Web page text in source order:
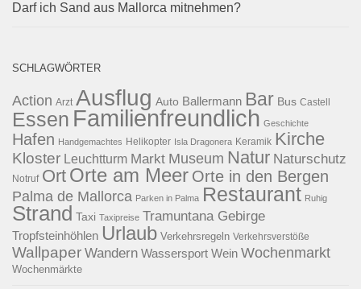
Darf ich Sand aus Mallorca mitnehmen?
SCHLAGWÖRTER
Action Arzt Ausflug Auto Ballermann Bar Bus Castell
Essen Familienfreundlich Geschichte
Hafen Handgemachtes Helikopter Isla Dragonera Keramik Kirche
Kloster Leuchtturm Markt Museum Natur Naturschutz
Notruf Ort Orte am Meer Orte in den Bergen
Palma de Mallorca Parken in Palma Restaurant Ruhig
Strand Taxi Taxipreise Tramuntana Gebirge
Tropfsteinhöhlen Urlaub Verkehrsregeln Verkehrsverstöße
Wallpaper Wandern Wassersport Wein Wochenmarkt
Wochenmärkte